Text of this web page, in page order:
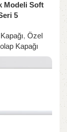
Modeli Soft
5
, Özel
Kapağı